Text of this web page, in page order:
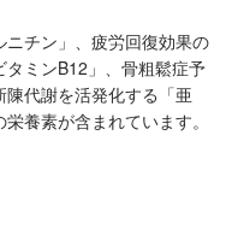
ニチン」、疲労回復効果の
ミンB12」、骨粗鬆症予
代謝を活発化する「亜
養素が含まれています。